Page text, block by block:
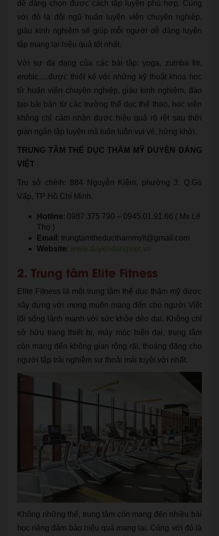
dễ dàng chọn được cách tập luyện phù hợp. Cùng
với đó là đội ngũ huấn luyện viên chuyên nghiệp,
giàu kinh nghiệm sẽ giúp mỗi người dễ dàng luyện
tập mang lại hiệu quả tốt nhất.
Với sự đa dạng của các bài tập: yoga, zumba fitr,
erobic….được thiết kế với những kỹ thuật khoa học
từ huấn viên chuyên nghiệp, giàu kinh nghiệm, đào
tạo bài bản từ các trường thể dục thể thao, học viên
không chỉ cảm nhận được hiệu quả rõ rệt sau thời
gian ngắn tập luyện mà luôn luôn vui vẻ, hứng khởi.
TRUNG TÂM THỂ DỤC THẨM MỸ DUYÊN DÁNG
VIỆT
Trụ sở chính: 884 Nguyễn Kiệm, phường 3, Q.Gò
Vấp, TP Hồ Chí Minh.
Hotline: 0987 375 790 – 0945.01.91.66 ( Ms Lê
Thọ )
Email : trungtamtheducthammylt@gmail.com
Website: www.duyendangviet.vn
2. Trung tâm Elite Fitness
Elite Fitness là một trung tâm thể dục thẩm mỹ được
xây dựng với mong muốn mang đến cho người Việt
lối sống lành mạnh với sức khỏe dẻo dai. Không chỉ
sở hữu trang thiết bị, máy móc hiện đại, trung tâm
còn mang đến không gian rộng rãi, thoáng đãng cho
người tập trải nghiệm sự thoải mái tuyệt vời nhất.
Không những thế, trung tâm còn mang đến nhiều bài
học riêng đảm bảo hiệu quả mang lại. Cùng với đó là